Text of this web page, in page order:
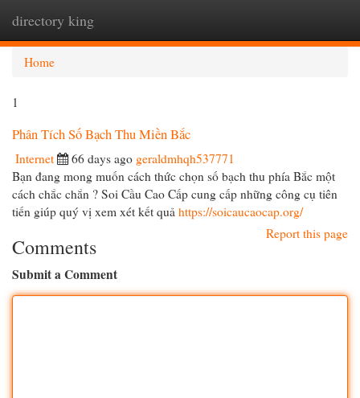
directory king
Home
1
Phân Tích Số Bạch Thu Miền Bắc
Internet 66 days ago geraldmhqh537771
Bạn đang mong muốn cách thức chọn số bạch thu phía Bắc một
cách chắc chắn ? Soi Cầu Cao Cấp cung cấp những công cụ tiên
tiến giúp quý vị xem xét kết quả https://soicaucaocap.org/
Report this page
Comments
Submit a Comment